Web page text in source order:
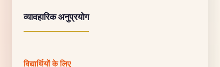
व्यावहारिक अनुप्रयोग
विद्यार्थियों के लिए